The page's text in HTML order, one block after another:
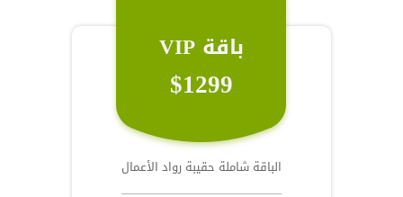
باقة VIP
$1299
الباقة شاملة حقيبة رواد الأعمال